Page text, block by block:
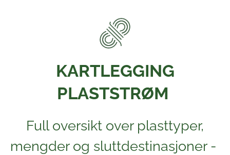
KARTLEGGING
PLASTSTRØM
Full oversikt over plasttyper,
mengder og sluttdestinasjoner -